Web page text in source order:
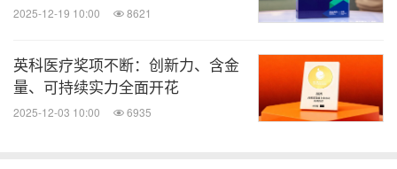
2025-12-19 10:00 8621
英科医疗奖项不断：创新力、含金
量、可持续实力全面开花
2025-12-03 10:00 6935